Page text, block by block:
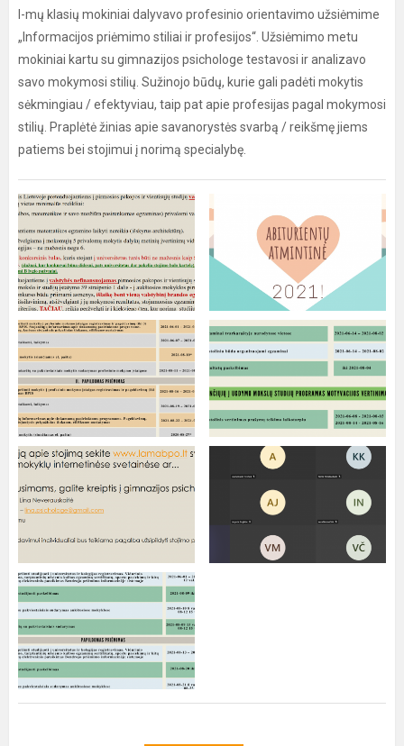
I-mų klasių mokiniai dalyvavo profesinio orientavimo užsiėmime
„Informacijos priėmimo stiliai ir profesijos“. Užsiėmimo metu
mokiniai kartu su gimnazijos psichologe testavosi ir analizavo
savo mokymosi stilių. Sužinojo būdų, kurie gali padėti mokytis
sėkmingiau / efektyviau, taip pat apie profesijas pagal mokymosi
stilių. Praplėtė žinias apie savanorystės svarbą / reikšmę jiems
patiems bei stojimui į norimą specialybę.